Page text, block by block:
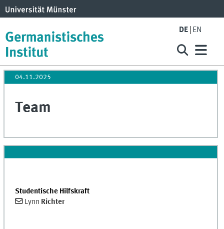
DE EN
04.11.2025
Team
Studentische Hilfskraft
Lynn Richter